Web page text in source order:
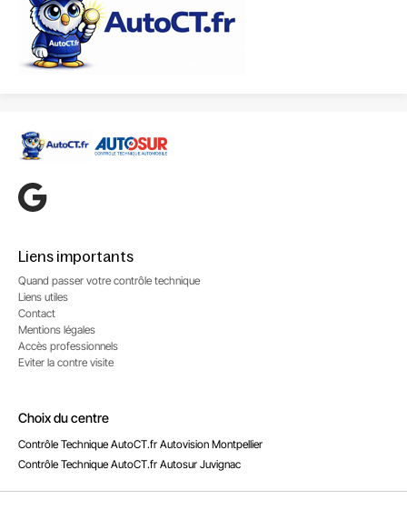
Liens importants
Quand passer votre contrôle technique
Liens utiles
Contact
Mentions légales
Accès professionnels
Eviter la contre visite
Choix du centre
Contrôle Technique AutoCT.fr Autovision Montpellier
Contrôle Technique AutoCT.fr Autosur Juvignac